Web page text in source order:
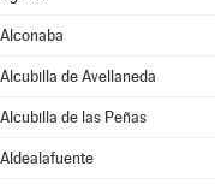
Alconaba
Alcubilla de Avellaneda
Alcubilla de las Peñas
Aldealafuente